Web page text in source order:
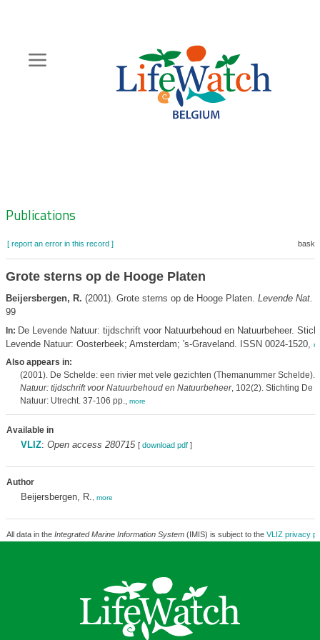
content
Zoeknavigatie
Publications
[ report an error in this record ]
Grote sterns op de Hooge Platen
Beijersbergen, R. (2001). Grote sterns op de Hooge Platen. Levende Nat.
99
In: De Levende Natuur: tijdschrift voor Natuurbehoud en Natuurbeheer.
Levende Natuur: Oosterbeek; Amsterdam; 's-Graveland. ISSN 0024-1520,
Also appears in:
(2001). De Schelde: een rivier met vele gezichten (Themanummer Schelde).
Natuur: tijdschrift voor Natuurbehoud en Natuurbeheer, 102(2). Stichting De
Natuur: Utrecht. 37-106 pp., more
Available in
VLIZ: Open access 280715 [ download pdf]
Author
Beijersbergen, R. more
All data in the Integrated Marine Information System(IMIS) is subject to the VLIZ privacy